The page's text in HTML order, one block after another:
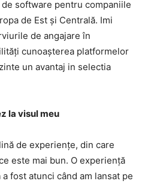
software pentru companiile
de Est și Centrală. Imi
de angajare în
cunoașterea platformelor
un avantaj in selectia
la visul meu
de experiențe, din care
este mai bun. O experiență
fost atunci când am lansat pe